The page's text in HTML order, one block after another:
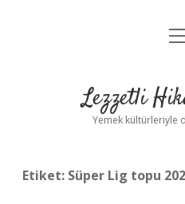
Yasal
Lezzetli
Yemek kültürleriyle
Etiket: Süper Lig topu